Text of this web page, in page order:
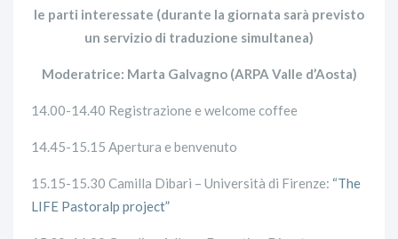
le parti interessate (durante la giornata sarà previsto
un servizio di traduzione simultanea)
Moderatrice: Marta Galvagno (ARPA Valle d’Aosta)
14.00-14.40 Registrazione e welcome coffee
14.45-15.15 Apertura e benvenuto
15.15-15.30 Camilla Dibari – Università di Firenze: “The
LIFE Pastoralp project”